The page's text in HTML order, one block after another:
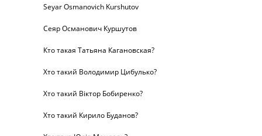
Seyar Osmanovich Kurshutov
Сеяр Османович Куршутов
Кто такая Татьяна Кагановская?
Хто такий Володимир Цибулько?
Хто такий Віктор Бобиренко?
Хто такий Кирило Буданов?